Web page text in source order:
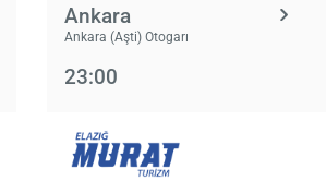
Ankara
Ankara (Aşti) Otogarı
23:00